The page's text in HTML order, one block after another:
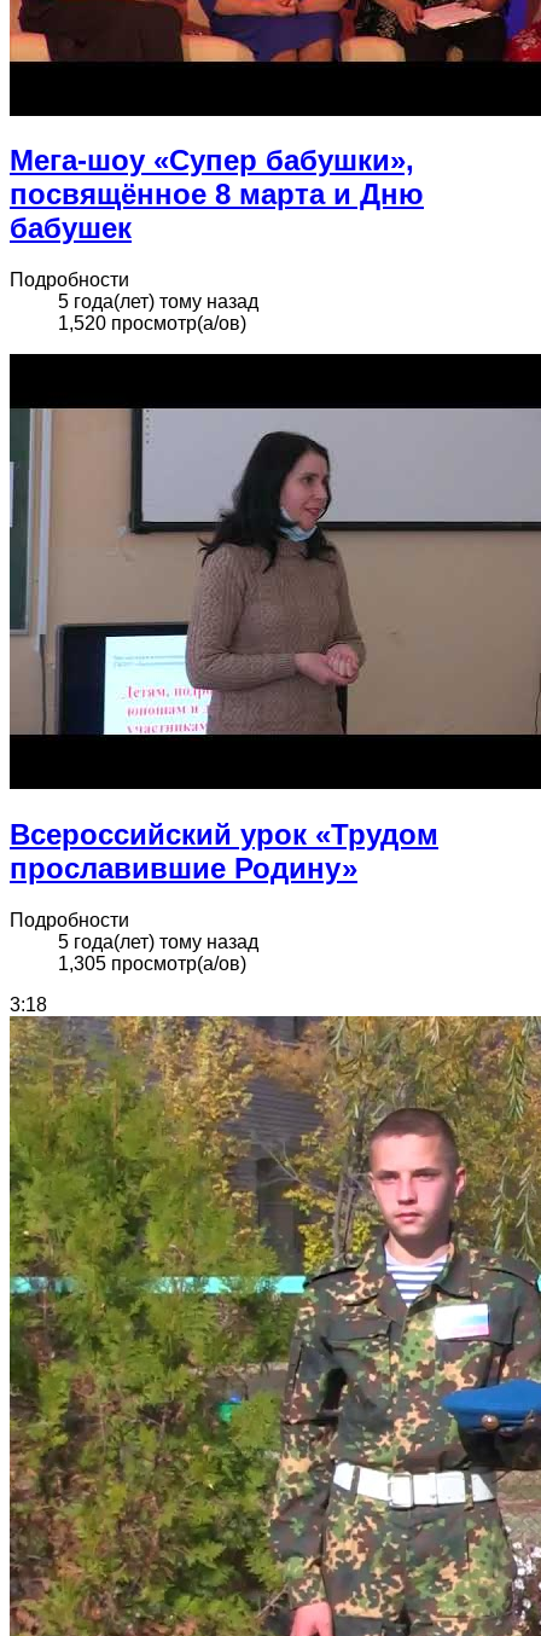
Мега-шоу «Супер бабушки»,
посвящённое 8 марта и Дню
бабушек
Подробности
5 года(лет) тому назад
1,520 просмотр(а/ов)
Всероссийский урок «Трудом
прославившие Родину»
Подробности
5 года(лет) тому назад
1,305 просмотр(а/ов)
3:18